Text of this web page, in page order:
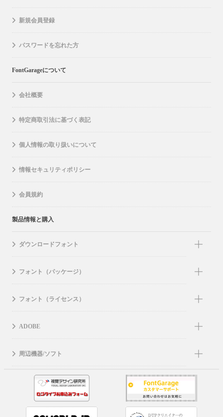
新規会員登録
パスワードを忘れた方
FontGarageについて
会社概要
特定商取引法に基づく表記
個人情報の取り扱いについて
情報セキュリティポリシー
会員規約
製品情報と購入
ダウンロードフォント
フォント（パッケージ）
フォント（ライセンス）
ADOBE
周辺機器/ソフト